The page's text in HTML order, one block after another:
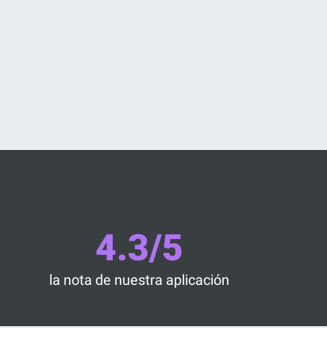
4.3/5
la nota de nuestra aplicación